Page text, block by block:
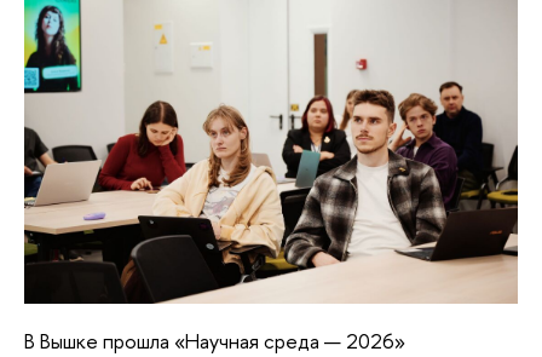
В Вышке прошла «Научная среда — 2026»